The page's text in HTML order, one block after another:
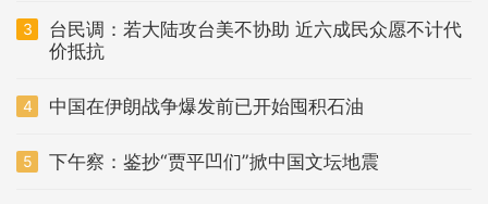
3
台民调：若大陆攻台美不协助 近六成民众愿不计代
价抵抗
4 中国在伊朗战争爆发前已开始囤积石油
5 下午察：鉴抄“贾平凹们”掀中国文坛地震